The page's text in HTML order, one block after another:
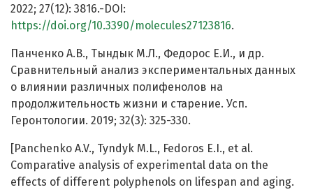
2022; 27(12): 3816.-DOI:
https://doi.org/10.3390/molecules27123816.
Панченко А.В., Тындык М.Л., Федорос Е.И., и др.
Сравнительный анализ экспериментальных данных
о влиянии различных полифенолов на
продолжительность жизни и старение. Усп.
Геронтологии. 2019; 32(3): 325-330.
[Panchenko A.V., Tyndyk M.L., Fedoros E.I., et al.
Comparative analysis of experimental data on the
effects of different polyphenols on lifespan and aging.